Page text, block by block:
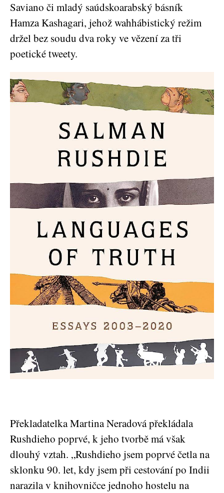
Saviano či mladý saúdskoarabský básník
Hamza Kashagari, jehož wahhábistický režim
držel bez soudu dva roky ve vězení za tři
poetické tweety.
Překladatelka Martina Neradová překládala
Rushdieho poprvé, k jeho tvorbě má však
dlouhý vztah. „Rushdieho jsem poprvé četla na
sklonku 90. let, kdy jsem při cestování po Indii
narazila v knihovničce jednoho hostelu na